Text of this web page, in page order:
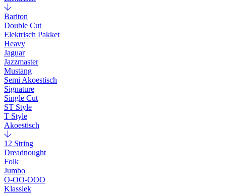
Bariton
Double Cut
Elektrisch Pakket
Heavy
Jaguar
Jazzmaster
Mustang
Semi Akoestisch
Signature
Single Cut
ST Style
T Style
Akoestisch
12 String
Dreadnought
Folk
Jumbo
O-OO-OOO
Klassiek